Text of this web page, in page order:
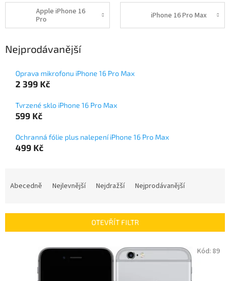
Apple iPhone 16
Pro
iPhone 16 Pro Max
Nejprodávanější
Oprava mikrofonu iPhone 16 Pro Max
2 399 Kč
Tvrzené sklo iPhone 16 Pro Max
599 Kč
Ochranná fólie plus nalepení iPhone 16 Pro Max
499 Kč
í
Abecedně Nejlevnější Nejdražší Nejprodávanější
OTEVŘÍT FILTR
Kód: 89